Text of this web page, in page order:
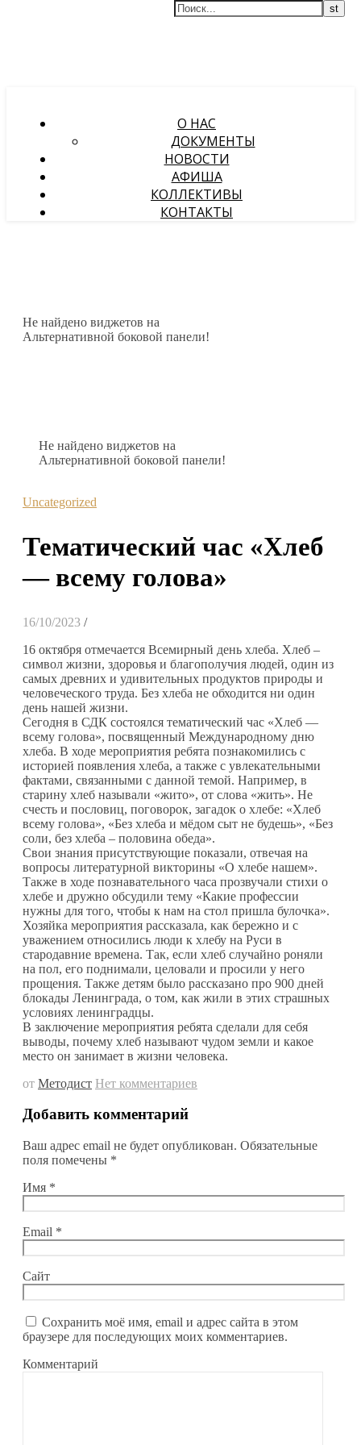
О НАС
ДОКУМЕНТЫ
НОВОСТИ
АФИША
КОЛЛЕКТИВЫ
КОНТАКТЫ
Не найдено виджетов на
Альтернативной боковой панели!
Не найдено виджетов на
Альтернативной боковой панели!
Uncategorized
Тематический час «Хлеб
— всему голова»
16/10/2023 /
16 октября отмечается Всемирный день хлеба. Хлеб –
символ жизни, здоровья и благополучия людей, один из
самых древних и удивительных продуктов природы и
человеческого труда. Без хлеба не обходится ни один
день нашей жизни.
Сегодня в СДК состоялся тематический час «Хлеб —
всему голова», посвященный Международному дню
хлеба. В ходе мероприятия ребята познакомились с
историей появления хлеба, а также с увлекательными
фактами, связанными с данной темой. Например, в
старину хлеб называли «жито», от слова «жить». Не
счесть и пословиц, поговорок, загадок о хлебе: «Хлеб
всему голова», «Без хлеба и мёдом сыт не будешь», «Без
соли, без хлеба – половина обеда».
Свои знания присутствующие показали, отвечая на
вопросы литературной викторины «О хлебе нашем».
Также в ходе познавательного часа прозвучали стихи о
хлебе и дружно обсудили тему «Какие профессии
нужны для того, чтобы к нам на стол пришла булочка».
Хозяйка мероприятия рассказала, как бережно и с
уважением относились люди к хлебу на Руси в
стародавние времена. Так, если хлеб случайно роняли
на пол, его поднимали, целовали и просили у него
прощения. Также детям было рассказано про 900 дней
блокады Ленинграда, о том, как жили в этих страшных
условиях ленинградцы.
В заключение мероприятия ребята сделали для себя
выводы, почему хлеб называют чудом земли и какое
место он занимает в жизни человека.
от Методист Нет комментариев
Добавить комментарий
Ваш адрес email не будет опубликован. Обязательные
поля помечены *
Имя *
Email *
Сайт
Сохранить моё имя, email и адрес сайта в этом
браузере для последующих моих комментариев.
Комментарий